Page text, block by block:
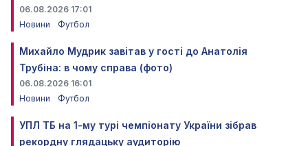
06.08.2026 17:01
Новини
Футбол
Михайло Мудрик завітав у гості до Анатолія
Трубіна: в чому справа (фото)
06.08.2026 16:01
Новини
Футбол
УПЛ ТБ на 1-му турі чемпіонату України зібрав
рекордну глядацьку аудиторію